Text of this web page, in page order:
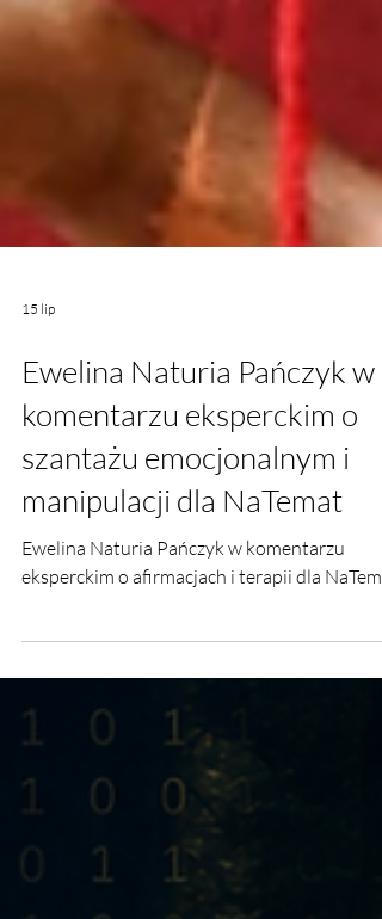
15 lip
Ewelina Naturia Pańczyk w
komentarzu eksperckim o
szantażu emocjonalnym i
manipulacji dla NaTemat
Ewelina Naturia Pańczyk w komentarzu
eksperckim o afirmacjach i terapii dla